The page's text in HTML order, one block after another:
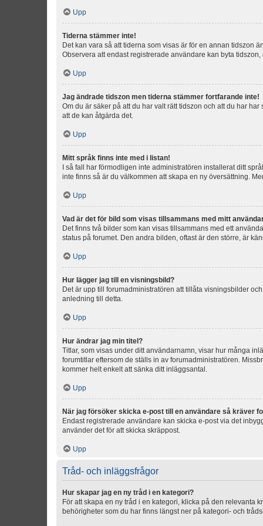
Upp
Tiderna stämmer inte!
Det kan vara så att tiderna som visas är för en annan tidszon
Observera att endast registrerade användare kan byta
Upp
Jag ändrade tidszon men tiderna stämmer fortfarande inte!
Om du är säker på att du har valt rätt tidszon och att du har
att de kan åtgärda det.
Upp
Mitt språk finns inte med i listan!
I så fall har förmodligen inte administratören installerat ditt
inte finns så är du välkommen att skapa en ny översättning.
Upp
Vad är det för bild som visas tillsammans med mitt
Det finns två bilder som kan visas tillsammans med ett
status på forumet. Den andra bilden, oftast är den större, är
Upp
Hur lägger jag till en visningsbild?
Det är upp till forumadministratören att tillåta visningsbilder
anledning till detta.
Upp
Hur ändrar jag min titel?
Titlar, som visas under ditt användarnamn, visar hur många
forumtitlar eftersom de ställs in av forumadministratören.
kommer helt enkelt att sänka ditt inläggsantal.
Upp
När jag försöker skicka e-post till en användare så kräver
Endast registrerade användare kan skicka e-post via det
använder det för att skicka skräppost.
Upp
Tråd- och inläggsfrågor
Hur skapar jag en ny tråd i en kategori?
För att skapa en ny tråd i en kategori, klicka på den
behörigheter som du har finns längst ner på kategori- och